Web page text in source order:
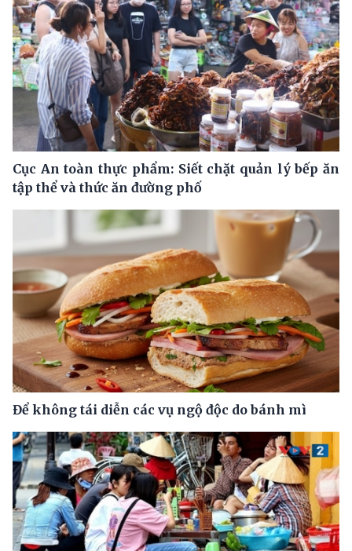
Cục An toàn thực phẩm: Siết chặt quản lý bếp ăn
tập thể và thức ăn đường phố
Để không tái diễn các vụ ngộ độc do bánh mì